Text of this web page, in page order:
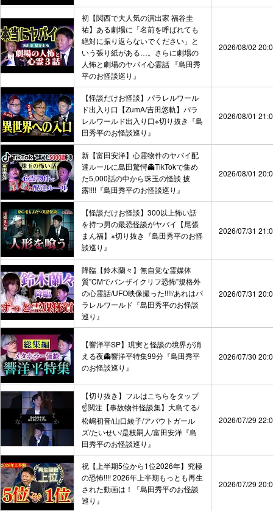
初【関西で大人気の演出家 福谷圭
祐】ある劇場に「名前を呼ばれても
絶対に振り返らないでください」と
いう張り紙がある…。さらに劇場の
人怖と劇場のヤバイ心霊話 『島田秀
平のお怪談巡り』
2026/08/02
【怪談だけお怪談】パラレルワール
ド出入り口【ZumA/吉田悠軌】パラ
レルワールド出入り口※切り抜き『島
田秀平のお怪談巡り』
2026/08/01
新【富田安洋】心霊物件のヤバイ配
達ルールに島田驚愕👻TikTokで集め
た5,000話の中から珠玉の怪談 披
露!!!!『島田秀平のお怪談巡り』
2026/08/01
【怪談だけお怪談】300以上怖い話
を持つ男の最恐怪談がヤバイ【尾張
まん福】※切り抜き『島田秀平のお怪
談巡り』
2026/07/31
降臨【鈴木蘭々】無自覚な霊媒体
質”CMでバンザイクリフ恐怖”規格外
の心霊話/UFO映像撮った!!!!/あれはパ
ラレルワールド『島田秀平のお怪談
巡り』
2026/07/31
【響洋平SP】現実と怪談の境界が消
える夜👻響洋平特集99分『島田秀平
のお怪談巡り』
2026/07/30
【切り抜き】フルはこちらをタップ
☝️閲注【事故物件怪談集】大島てる/
松嶋初音/山口綾子/アバウトガール
ズ/たいせい/是枝嗣人/富田安洋『島
田秀平のお怪談巡り』
2026/07/29
祝【上半期5位から1位2026年】究極
の恐怖!!!! 2026年上半期もっとも再生
された動画は！『島田秀平のお怪談
巡り』
2026/07/29